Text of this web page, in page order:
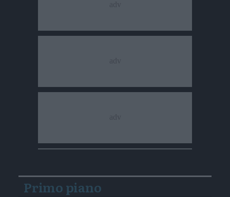
Primo piano